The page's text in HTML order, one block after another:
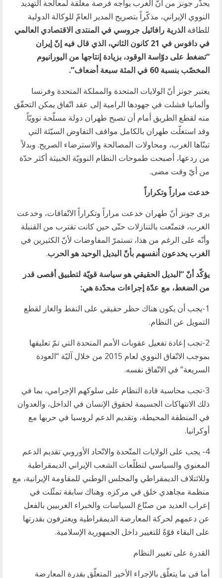
يحذّر جونز من أنّ الغرب يواجه فرصة مغلقة لمعالجة التهديد
النووي الإيراني، مذكّراً بتصريح المدير العامّ للوكالة الدولية
للطاقة الذرية رافائيل جروسي في المنتدى الاقتصادي العالمي
في دافوس في 21 كانون الثاني، الذي قال فيه إنّ إيران
“تضغط على دوّاسة الوقود، بزيادة إنتاجها من اليورانيوم
المخصّب بنسبة 60 في المئة سبعة أضعاف
”.
يعتبر جونز أنّ الولايات المتحدة والمملكة المتحدة وفرنسا
وألمانيا فشلت في جهودها الرامية إلى عقد اتّفاق يمكن التحقّق
منه لقطع الطريق أمام أن تصبح طهران دولة مسلّحة نوويّاً.
وقد استغلّت طهران بالكامل مواقف التفاوض السيّئة التي
تبنّاها الغرب، ومحاولات المصالحة والاسترضاء الصريح. وبدلاً
من ردعها، أصبحت طموحات النظام النوويّة الخبيثة أكثر حدّة
من أيّ وقت مضى.
خدعت مراراً وتكراراً
يرى جونز أنّ طهران خدعت مراراً وتكراراً الاتّفاقات، وخدعت
الغرب، فتمتّعت بالتنازلات حتّى حين كانت تقترب من القنبلة
وأنّه على الرغم من هذا، تستمرّ المفاوضات لأنّ الكثيرين في
الغرب يخدعون أنفسهم بأنّ البديل الوحيد هو الحرب.
يؤكّد أنّ “البديل الحقيقي هو سياسة قويّة لتطبيق أقصى قدر
من الضغط، مع عدّة إجراءات محدّدة هي:
1-يجب أن يكون هناك حظر حقيقي على النفط والغاز لقطع
التمويل عن النظام.
2-تجب إعادة تفعيل عقوبات الأمم المتحدة التي تمّ تعليقها
بموجب الاتّفاق النووي لعام 2015 من خلال آليّة “العودة
السريعة” في الاتّفاق نفسه.
3-تجب محاسبة قادة النظام على سلوكهم الإجرامي، بما في
ذلك الانتهاكات الجسيمة لحقوق الإنسان في الداخل، والعدوان
في المنطقة المحيطة، وتقديم الدعم لروسيا في حربها مع
أوكرانيا.
4- يجب على الولايات المتّحدة والاتّحاد الأوروبي تقديم الدعم
المعنوي والسياسي لتطلّعات الشعب الإيراني الديمقراطية
وللائتلاف الديمقراطي والمجلس الوطني للمقاومة الإيرانية، مع
منظمة مجاهدي خلق في مركزه. وهناك سابقة تمثّلت في
إعراب العديد من صنّاع السياسات والخبراء الغربيين بالفعل
عن دعمهم لحركة المعارضة الديمقراطية ويعترفون بقدرتها
على البقاء قوّةً للتغيير داخل الجمهورية الإسلامية.
القدرة على تغيير النظام
أما في ما يتعلّق بالإجراء الأخير المتعلّق بقدرة المعارضة